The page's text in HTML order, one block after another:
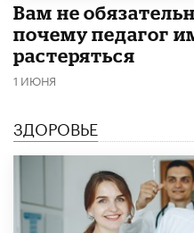
​Вам не
почему педагог
растеряться
1 ИЮНЯ
ЗДОРОВЬЕ